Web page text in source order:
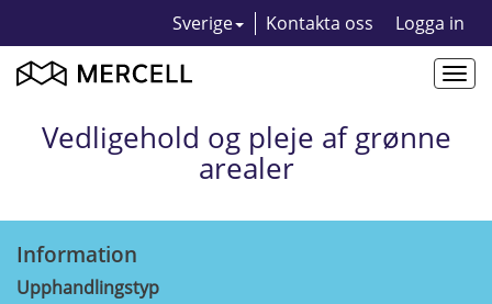
Sverige Kontakta oss Logga in
Vedligehold og pleje af grønne
arealer
Information
Upphandlingstyp